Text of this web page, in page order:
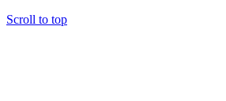
Scroll to top